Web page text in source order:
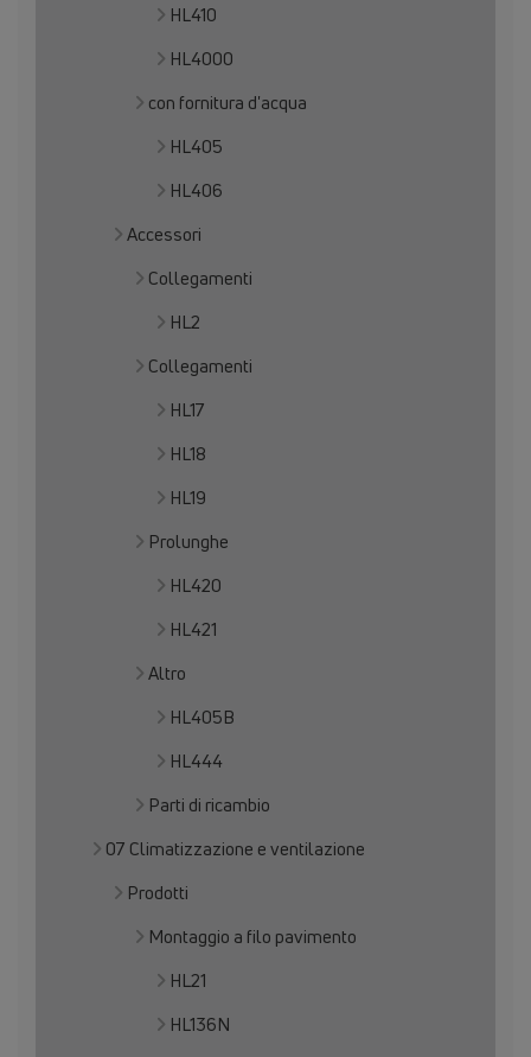
HL410
HL4000
con fornitura d'acqua
HL405
HL406
Accessori
Collegamenti
HL2
Collegamenti
HL17
HL18
HL19
Prolunghe
HL420
HL421
Altro
HL405B
HL444
Parti di ricambio
07 Climatizzazione e ventilazione
Prodotti
Montaggio a filo pavimento
HL21
HL136N